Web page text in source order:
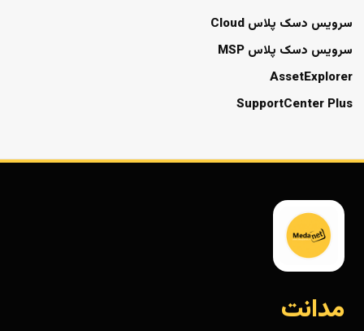
سرویس دسک پلاس Cloud
سرویس دسک پلاس MSP
AssetExplorer
SupportCenter Plus
مدانت